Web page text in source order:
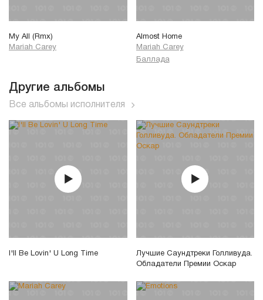
My All (Rmx)
Mariah Carey
Almost Home
Mariah Carey
Баллада
Другие альбомы
Все альбомы исполнителя
I'll Be Lovin' U Long Time
Лучшие Саундтреки Голливуда.
Обладатели Премии Оскар